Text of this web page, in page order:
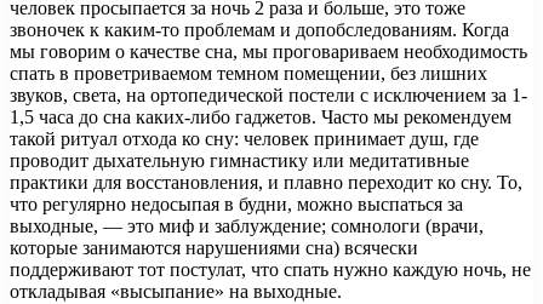
человек просыпается за ночь 2 раза и больше, это тоже
звоночек к каким-то проблемам и допобследованиям. Когда
мы говорим о качестве сна, мы проговариваем необходимость
спать в проветриваемом темном помещении, без лишних
звуков, света, на ортопедической постели с исключением за 1-
1,5 часа до сна каких-либо гаджетов. Часто мы рекомендуем
такой ритуал отхода ко сну: человек принимает душ, где
проводит дыхательную гимнастику или медитативные
практики для восстановления, и плавно переходит ко сну. То,
что регулярно недосыпая в будни, можно выспаться за
выходные, — это миф и заблуждение; сомнологи (врачи,
которые занимаются нарушениями сна) всячески
поддерживают тот постулат, что спать нужно каждую ночь, не
откладывая «высыпание» на выходные.